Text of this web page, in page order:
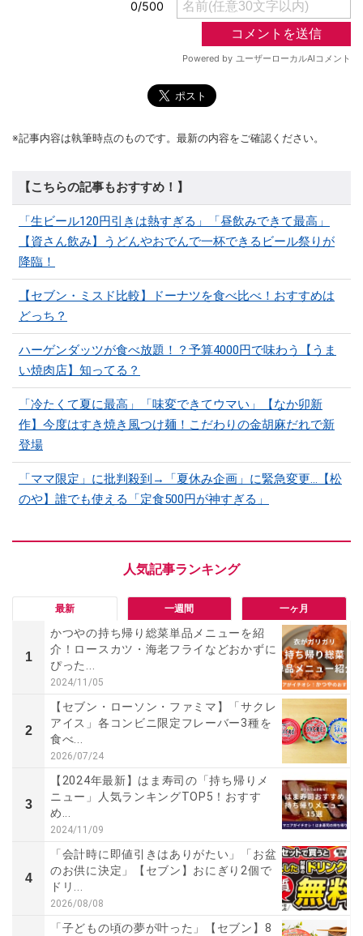
※記事内容は執筆時点のものです。最新の内容をご確認ください。
【こちらの記事もおすすめ！】
「生ビール120円引きは熱すぎる」「昼飲みできて最高」
【資さん飲み】うどんやおでんで一杯できるビール祭りが
降臨！
【セブン・ミスド比較】ドーナツを食べ比べ！おすすめは
どっち？
ハーゲンダッツが食べ放題！？予算4000円で味わう【うま
い焼肉店】知ってる？
「冷たくて夏に最高」「味変できてウマい」【なか卯新
作】今度はすき焼き風つけ麺！こだわりの金胡麻だれで新
登場
「ママ限定」に批判殺到→「夏休み企画」に緊急変更…【松
のや】誰でも使える「定食500円が神すぎる」
最新 一週間 一ヶ月
1
かつやの持ち帰り総菜単品メニューを紹
介！ロースカツ・海老フライなどおかずに
ぴった...
2024/11/05
2
【セブン・ローソン・ファミマ】「サクレ
アイス」各コンビニ限定フレーバー3種を
食べ...
2026/07/24
3
【2024年最新】はま寿司の「持ち帰りメ
ニュー」人気ランキングTOP5！おすす
め...
2024/11/09
4
「会計時に即値引きはありがたい」「お盆
のお供に決定」【セブン】おにぎり2個で
ドリ...
2026/08/08
「子どもの頃の夢が叶った」【セブン】8